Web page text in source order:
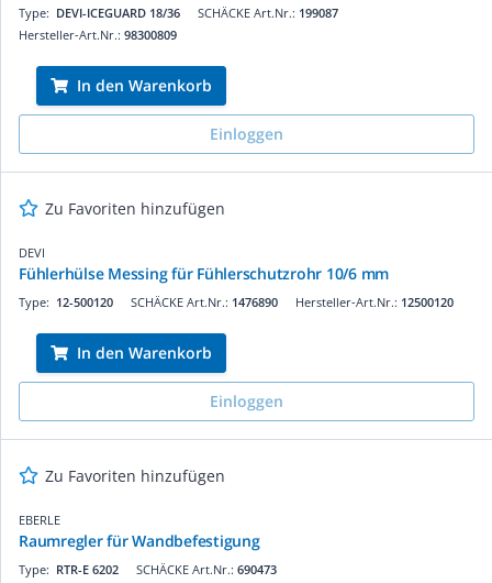
SCHÄCKE Art.Nr.: 199087
Type: DEVI-ICEGUARD 18/36
Hersteller-Art.Nr.: 98300809
In den Warenkorb
Einloggen
Zu Favoriten hinzufügen
DEVI
Fühlerhülse Messing für Fühlerschutzrohr 10/6 mm
SCHÄCKE Art.Nr.: 1476890
Type: 12-500120 Hersteller-Art.Nr.: 12500120
In den Warenkorb
Einloggen
Zu Favoriten hinzufügen
EBERLE
Raumregler für Wandbefestigung
SCHÄCKE Art.Nr.: 690473
Type: RTR-E 6202